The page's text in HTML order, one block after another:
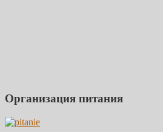
Организация питания